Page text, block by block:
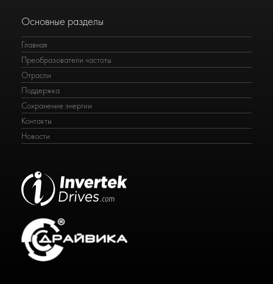
Основные разделы
Главная
Преобразователи частоты
Отрасли
Поддержка
Сохранение энергии
Контакты
Новости